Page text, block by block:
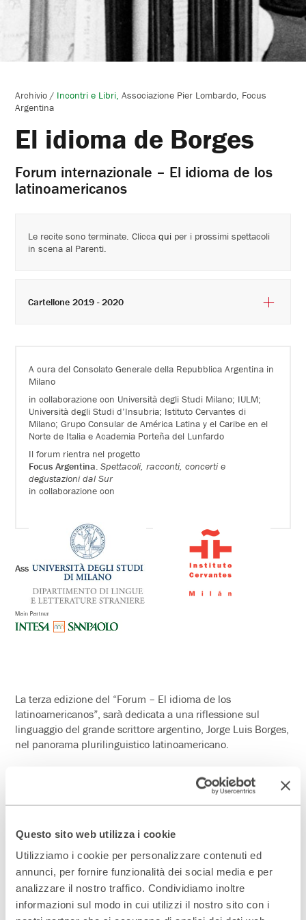
Questo sito web utilizza i cookie
Utilizziamo i cookie per personalizzare contenuti ed
annunci, per fornire funzionalità dei social media e per
analizzare il nostro traffico. Condividiamo inoltre
informazioni sul modo in cui utilizzi il nostro sito con i
Archivio / Incontri e Libri Associazione Pier Lombardo Focus
Argentina
El idioma de Borges
Forum internazionale – El idioma de los
latinoamericanos
A cura del Consolato Generale della Repubblica Argentina in
Milano
in collaborazione con Università degli Studi Milano; IULM;
Università degli Studi d’Insubria; Istituto Cervantes di
Milano; Grupo Consular de América Latina y el Caribe en el
Norte de Italia e Academia Porteña del Lunfardo
Il forum rientra nel progetto
Focus Argentina.Spettacoli, racconti, concerti e
degustazioni dal Sur
in collaborazione con
Associazione Pier Lombardo
La terza edizione del “Forum – El idioma de los
latinoamericanos”, sarà dedicata a una riflessione sul
linguaggio del grande scrittore argentino, Jorge Luis Borges,
nel panorama plurilinguistico latinoamericano.
Università Cattolica del Sacro Cuore di Milano
Ottavio PrenzUniversità degli Studi di Trieste – Premio
Nonino 2019
Borges: entre el sistema y la travesura linguística
Emilia Perassi. Università degli Studi di Milano
Borges: lo scrittore e gli scrittori
Le recite sono terminate. Cliccaqui per i prossimi spettacoli
in scena al Parenti.
Cartellone 2019 - 2020